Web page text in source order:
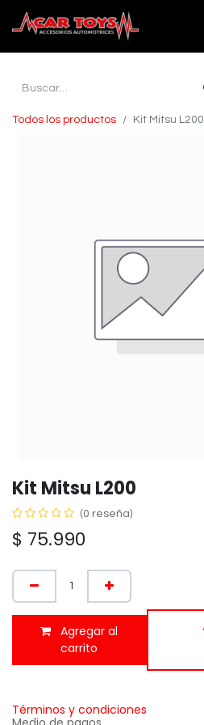
Todos los productos Kit Mitsu L200
Kit Mitsu L200
(0 reseña)
$ 75.990
Agregar al
carrito
Términos y condiciones